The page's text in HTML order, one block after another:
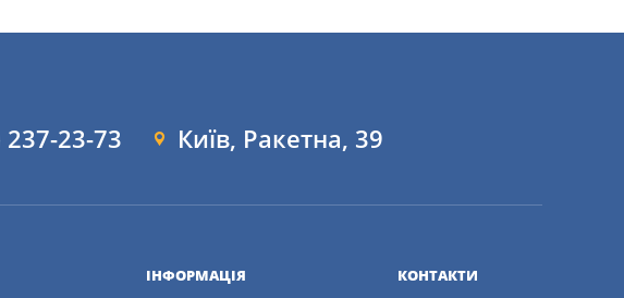
237-23-73 Київ, Ракетна, 39
ІНФОРМАЦІЯ КОНТАКТИ